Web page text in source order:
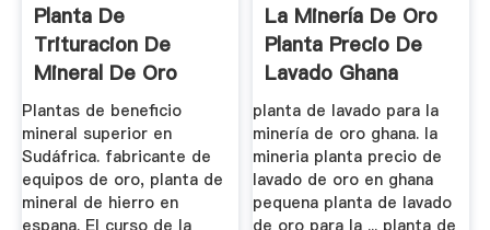
Planta De
Trituracion De
Mineral De Oro
Superior En Ghana
Plantas de beneficio
mineral superior en
Sudáfrica. fabricante de
equipos de oro, planta de
mineral de hierro en
La Minería De Oro
Planta Precio De
Lavado Ghana
Usada
planta de lavado para la
minería de oro ghana. la
mineria planta precio de
lavado de oro en ghana
pequena planta de lavado